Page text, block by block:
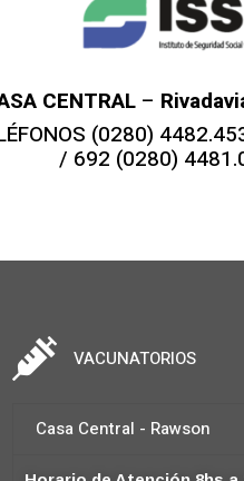
CENTRAL–
(0280)
/ 692 (0280)
VACUNATORIOS
Casa Central - Rawson